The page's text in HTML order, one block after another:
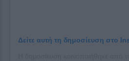
Δείτε αυτή τη δημοσίευση στο